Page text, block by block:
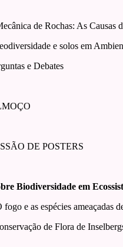
de Rochas: As Causas
e solos em
e Debates
DE POSTERS
Biodiversidade em
fogo e as espécies ameaçadas
de Flora de